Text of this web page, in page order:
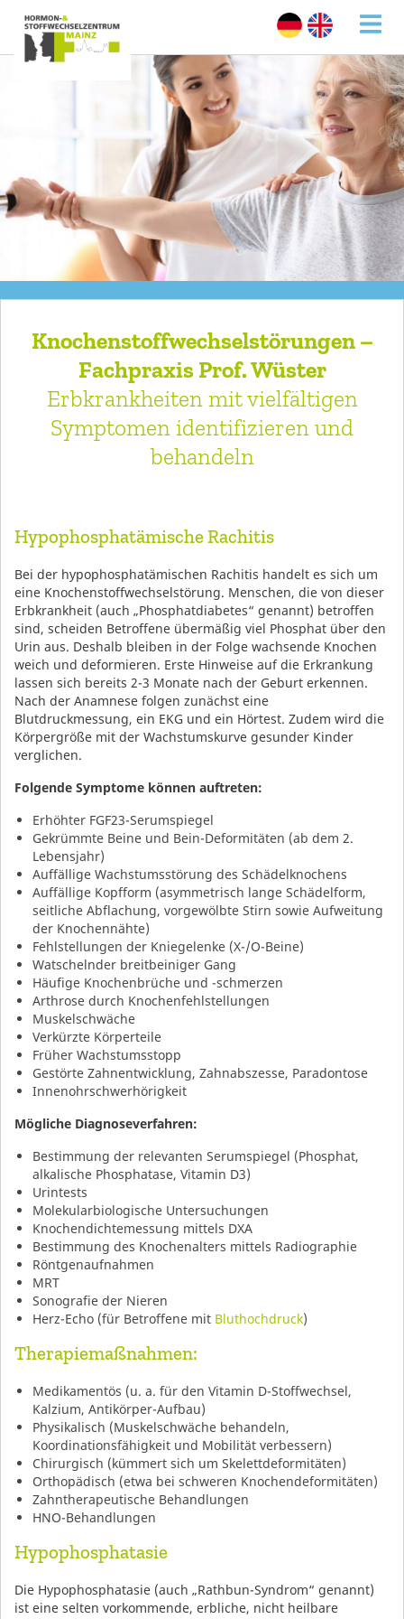
Knochenstoffwechselstörungen –
Fachpraxis Prof. Wüster
Erbkrankheiten mit vielfältigen
Symptomen identifizieren und
behandeln
Hypophosphatämische Rachitis
Bei der hypophosphatämischen Rachitis handelt es sich um
eine Knochenstoffwechselstörung. Menschen, die von dieser
Erbkrankheit (auch „Phosphatdiabetes“ genannt) betroffen
sind, scheiden Betroffene übermäßig viel Phosphat über den
Urin aus. Deshalb bleiben in der Folge wachsende Knochen
weich und deformieren. Erste Hinweise auf die Erkrankung
lassen sich bereits 2-3 Monate nach der Geburt erkennen.
Nach der Anamnese folgen zunächst eine
Blutdruckmessung, ein EKG und ein Hörtest. Zudem wird die
Körpergröße mit der Wachstumskurve gesunder Kinder
verglichen.
Folgende Symptome können auftreten:
Erhöhter FGF23-Serumspiegel
Gekrümmte Beine und Bein-Deformitäten (ab dem 2.
Lebensjahr)
Auffällige Wachstumsstörung des Schädelknochens
Auffällige Kopfform (asymmetrisch lange Schädelform,
seitliche Abflachung, vorgewölbte Stirn sowie Aufweitung
der Knochennähte)
Fehlstellungen der Kniegelenke (X-/O-Beine)
Watschelnder breitbeiniger Gang
Häufige Knochenbrüche und -schmerzen
Arthrose durch Knochenfehlstellungen
Muskelschwäche
Verkürzte Körperteile
Früher Wachstumsstopp
Gestörte Zahnentwicklung, Zahnabszesse, Paradontose
Innenohrschwerhörigkeit
Mögliche Diagnoseverfahren:
Bestimmung der relevanten Serumspiegel (Phosphat,
alkalische Phosphatase, Vitamin D3)
Urintests
Molekularbiologische Untersuchungen
Knochendichtemessung mittels DXA
Bestimmung des Knochenalters mittels Radiographie
Röntgenaufnahmen
MRT
Sonografie der Nieren
Herz-Echo (für Betroffene mit Bluthochdruck)
Therapiemaßnahmen:
Medikamentös (u. a. für den Vitamin D-Stoffwechsel,
Kalzium, Antikörper-Aufbau)
Physikalisch (Muskelschwäche behandeln,
Koordinationsfähigkeit und Mobilität verbessern)
Chirurgisch (kümmert sich um Skelettdeformitäten)
Orthopädisch (etwa bei schweren Knochendeformitäten)
Zahntherapeutische Behandlungen
HNO-Behandlungen
Hypophosphatasie
Die Hypophosphatasie (auch „Rathbun-Syndrom“ genannt)
ist eine selten vorkommende, erbliche, nicht heilbare